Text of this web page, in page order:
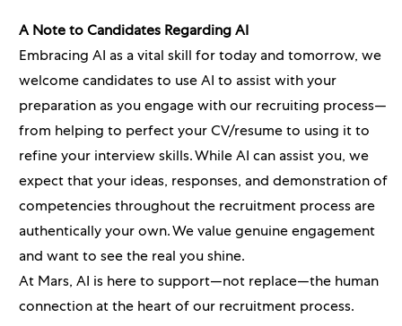
A Note to Candidates Regarding AI
Embracing AI as a vital skill for today and tomorrow, we
welcome candidates to use AI to assist with your
preparation as you engage with our recruiting process—
from helping to perfect your CV/resume to using it to
refine your interview skills. While AI can assist you, we
expect that your ideas, responses, and demonstration of
competencies throughout the recruitment process are
authentically your own. We value genuine engagement
and want to see the real you shine.
At Mars, AI is here to support—not replace—the human
connection at the heart of our recruitment process.